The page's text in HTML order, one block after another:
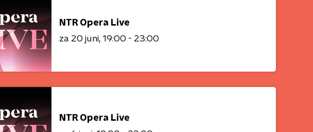
NTR Opera Live
za 20 juni 19:00 - 23:00
NTR Opera Live